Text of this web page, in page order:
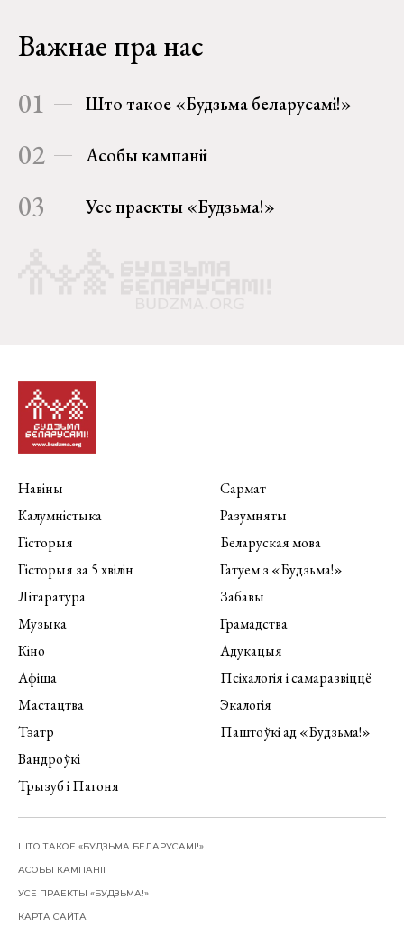
Важнае пра нас
01 Што такое «Будзьма беларусамі!»
02 Асобы кампаніі
03 Усе праекты «Будзьма!»
Навіны
Калумністыка
Гісторыя
Гісторыя за 5 хвілін
Літаратура
Музыка
Кіно
Афіша
Мастацтва
Тэатр
Вандроўкі
Трызуб і Пагоня
Сармат
Разумняты
Беларуская мова
Гатуем з «Будзьма!»
Забавы
Грамадства
Адукацыя
Псіхалогія і самаразвіццё
Экалогія
Паштоўкі ад «Будзьма!»
ШТО ТАКОЕ «БУДЗЬМА БЕЛАРУСАМІ!»
АСОБЫ КАМПАНІІ
УСЕ ПРАЕКТЫ «БУДЗЬМА!»
КАРТА САЙТА